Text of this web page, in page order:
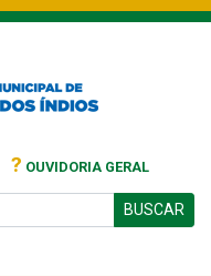
? OUVIDORIA GERAL
BUSCAR